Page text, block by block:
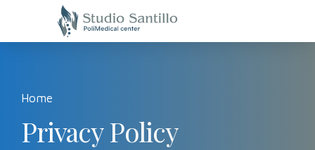
Home
Privacy Policy